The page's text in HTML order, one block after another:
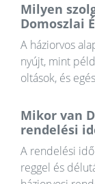
Milyen
Domoszlai
A háziorvos
nyújt, mint
oltások, és
Mikor van
rendelési
A rendelési
reggel és